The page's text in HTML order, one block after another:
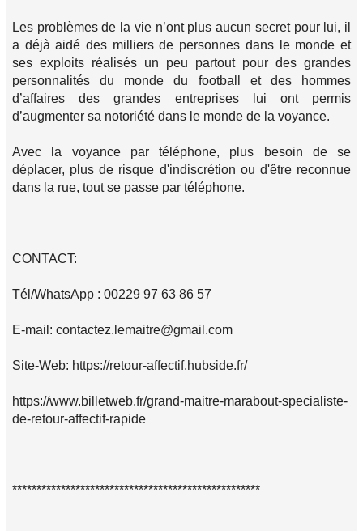
Les problèmes de la vie n’ont plus aucun secret pour lui, il
a déjà aidé des milliers de personnes dans le monde et
ses exploits réalisés un peu partout pour des grandes
personnalités du monde du football et des hommes
d’affaires des grandes entreprises lui ont permis
d’augmenter sa notoriété dans le monde de la voyance.
Avec la voyance par téléphone, plus besoin de se
déplacer, plus de risque d'indiscrétion ou d'être reconnue
dans la rue, tout se passe par téléphone.
CONTACT:
Tél/WhatsApp : 00229 97 63 86 57
E-mail: contactez.lemaitre@gmail.com
Site-Web: https://retour-affectif.hubside.fr/
https://www.billetweb.fr/grand-maitre-marabout-specialiste-
de-retour-affectif-rapide
***************************************************